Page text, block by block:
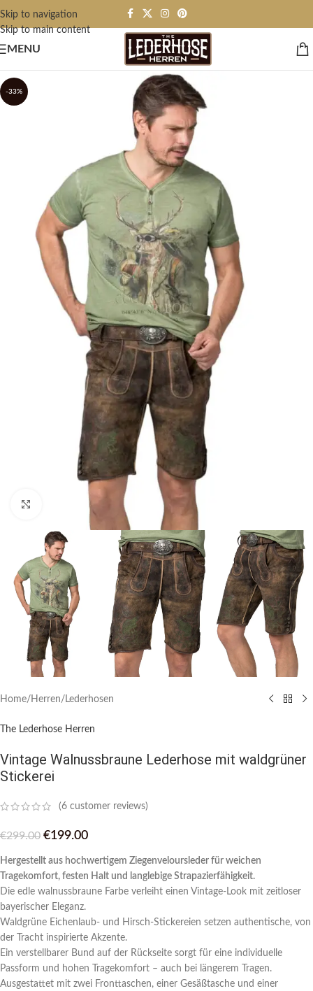
Skip to navigation
Skip to main content
MENU
-33%
Click to enlarge
Home/Herren/ Lederhosen
The Lederhose Herren
Vintage Walnussbraune Lederhose mit waldgrüner
Stickerei
(6 customer reviews)
€299.00 €199.00
Hergestellt aus hochwertigem Ziegenveloursleder für weichen
Tragekomfort, festen Halt und langlebige Strapazierfähigkeit.
Die edle walnussbraune Farbe verleiht einen Vintage-Look mit zeitloser
bayerischer Eleganz.
Waldgrüne Eichenlaub- und Hirsch-Stickereien setzen authentische, von
der Tracht inspirierte Akzente.
Ein verstellbarer Bund auf der Rückseite sorgt für eine individuelle
Passform und hohen Tragekomfort – auch bei längerem Tragen.
Ausgestattet mit zwei Fronttaschen, einer Gesäßtasche und einer